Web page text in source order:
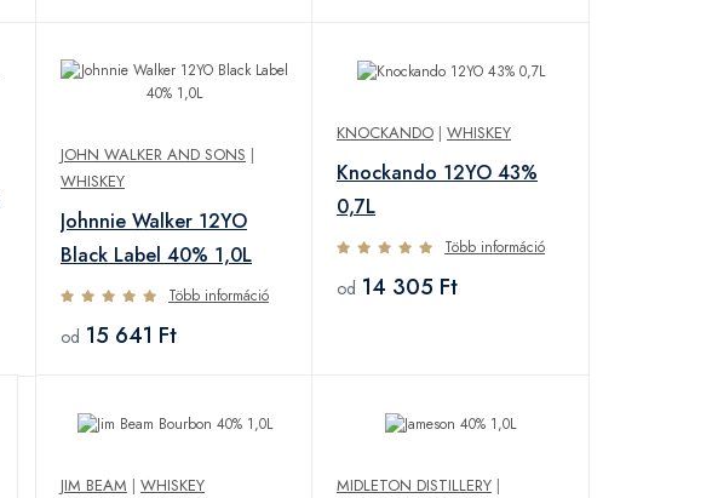
JOHN WALKER AND SONS |
WHISKEY
Johnnie Walker 12YO
Black Label 40% 1,0L
Több információ
od 15 641 Ft
KNOCKANDO | WHISKEY
Knockando 12YO 43%
0,7L
Több információ
od 14 305 Ft
JIM BEAM | WHISKEY MIDLETON DISTILLERY |